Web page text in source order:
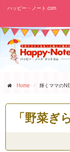
ハッピー・ノート.com
Home 輝くママの
「野菜ぎ